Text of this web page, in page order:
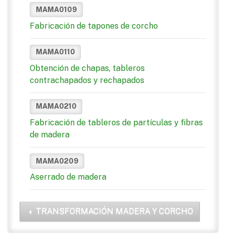
MAMA0109
Fabricación de tapones de corcho
MAMA0110
Obtención de chapas, tableros
contrachapados y rechapados
MAMA0210
Fabricación de tableros de partículas y fibras
de madera
MAMA0209
Aserrado de madera
TRANSFORMACIÓN MADERA Y CORCHO